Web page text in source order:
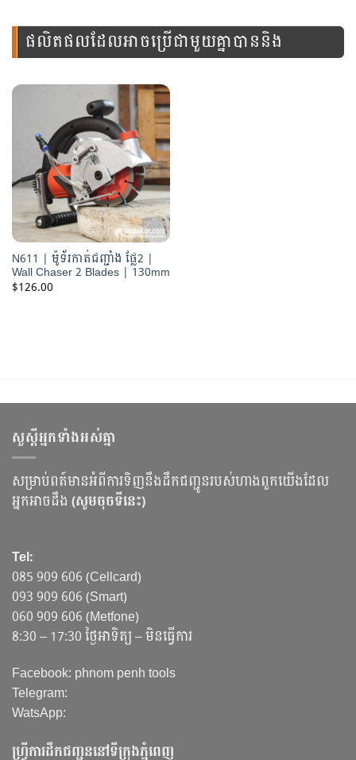
ផលិតផលដែលអាចប្រើជាមួយគ្នាបាននិង
N611 | ម៉ូទ័រកាត់ជញ្ជាំង ផ្លែ2 |
Wall Chaser 2 Blades | 130mm
$126.00
សួស្ដីអ្នកទាំងអស់គ្នា
សម្រាប់ពត៍មានអំពីការទិញនឹងដឹកជញ្ជូនរបស់ហាងពួកយើងដែល
អ្នកអាចដឹង (សូមចុចទីនេះ)
Tel:
085 909 606 (Cellcard)
093 909 606 (Smart)
060 909 606 (Metfone)
8:30 – 17:30 ថ្ងៃអាទិត្យ – មិនធ្វើការ
Facebook: phnom penh tools
Telegram:
WatsApp:
ហ្វ្រីការដឹកជញ្ជូននៅទីក្រុងភ្នំពេញ